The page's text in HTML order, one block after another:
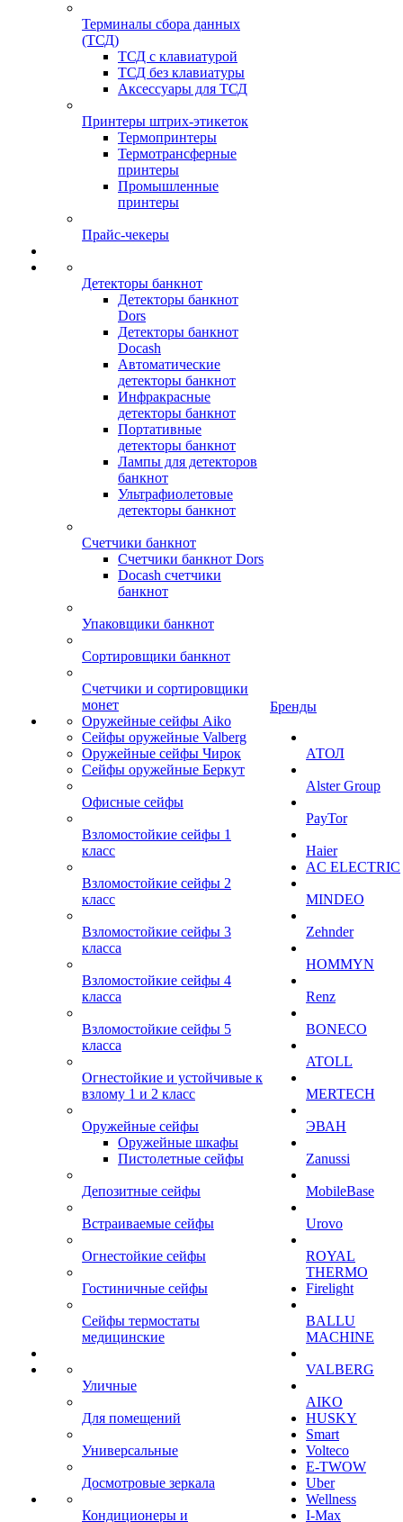
Терминалы сбора данных
(ТСД)
ТСД с клавиатурой
ТСД без клавиатуры
Аксессуары для ТСД
Принтеры штрих-этикеток
Термопринтеры
Термотрансферные
принтеры
Промышленные
принтеры
Прайс-чекеры
Детекторы банкнот
Детекторы банкнот
Dors
Детекторы банкнот
Docash
Автоматические
детекторы банкнот
Инфракрасные
детекторы банкнот
Портативные
детекторы банкнот
Лампы для детекторов
банкнот
Ультрафиолетовые
детекторы банкнот
Счетчики банкнот
Счетчики банкнот Dors
Docash счетчики
банкнот
Упаковщики банкнот
Сортировщики банкнот
Счетчики и сортировщики
монет
Оружейные сейфы Aiko
Сейфы оружейные Valberg
Оружейные сейфы Чирок
Сейфы оружейные Беркут
Офисные сейфы
Взломостойкие сейфы 1
класс
Взломостойкие сейфы 2
класс
Взломостойкие сейфы 3
класса
Взломостойкие сейфы 4
класса
Взломостойкие сейфы 5
класса
Огнестойкие и устойчивые к
взлому 1 и 2 класс
Оружейные сейфы
Оружейные шкафы
Пистолетные сейфы
Депозитные сейфы
Встраиваемые сейфы
Огнестойкие сейфы
Гостиничные сейфы
Сейфы термостаты
медицинские
Уличные
Для помещений
Универсальные
Досмотровые зеркала
Кондиционеры и
Бренды
АТОЛ
Alster Group
PayTor
Haier
AC ELECTRIC
MINDEO
Zehnder
HOMMYN
Renz
BONECO
ATOLL
MERTECH
ЭВАН
Zanussi
MobileBase
Urovo
ROYAL
THERMO
Firelight
BALLU
MACHINE
VALBERG
AIKO
HUSKY
Smart
Volteco
E-TWOW
Uber
Wellness
I-Max